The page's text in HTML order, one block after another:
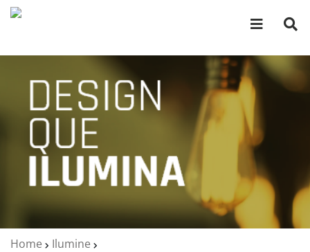
Home
Ilumine